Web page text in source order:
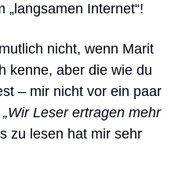
Internet“!
nicht, wenn Marit
kenne, aber die wie du
– mir nicht vor ein paar
„Wir Leser ertragen mehr
zu lesen hat mir sehr